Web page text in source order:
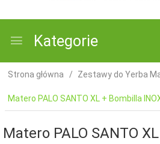
Kategorie
Strona główna Zestawy do Yerba
Matero PALO SANTO XL + Bombilla
Matero PALO SANTO